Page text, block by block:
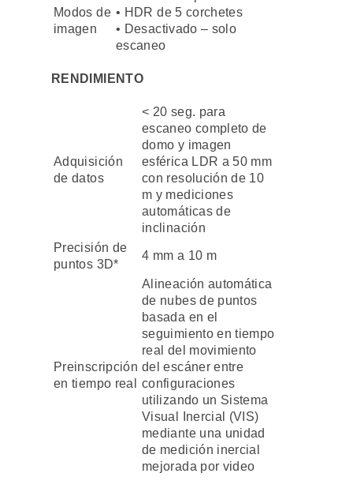
Modos de
imagen
• HDR de 5 corchetes
• Desactivado – solo
escaneo
RENDIMIENTO
Adquisición
de datos
< 20 seg. para
escaneo completo de
domo y imagen
esférica LDR a 50 mm
con resolución de 10
m y mediciones
automáticas de
inclinación
Precisión de
puntos 3D*
4 mm a 10 m
Preinscripción
en tiempo real
Alineación automática
de nubes de puntos
basada en el
seguimiento en tiempo
real del movimiento
del escáner entre
configuraciones
utilizando un Sistema
Visual Inercial (VIS)
mediante una unidad
de medición inercial
mejorada por video